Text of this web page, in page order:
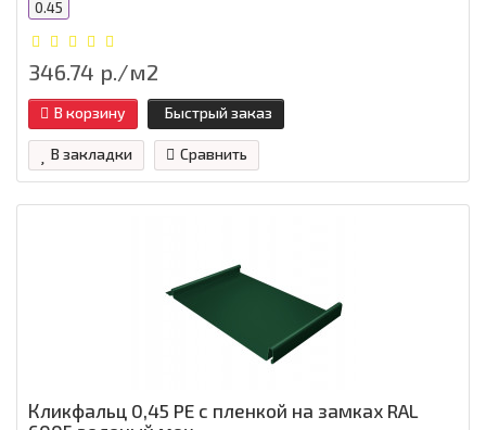
0.45
346.74 р./м2
В корзину Быстрый заказ
В закладки Сравнить
Кликфальц 0,45 PE с пленкой на замках RAL